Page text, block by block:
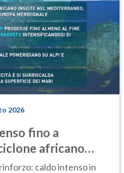
2026
fino a
africano
caldo intenso in